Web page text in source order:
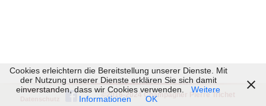
Impressum
©2016-2024 Champagner Pierre Trichet
Cookies erleichtern die Bereitstellung unserer Dienste. Mit
der Nutzung unserer Dienste erklären Sie sich damit
einverstanden, dass wir Cookies verwenden.
Weitere
Informationen
OK